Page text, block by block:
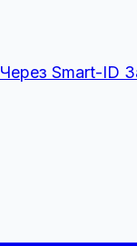
Через Smart-ID